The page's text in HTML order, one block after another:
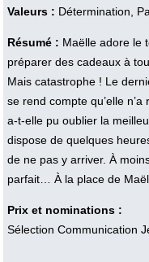
Valeurs : Détermination,
Résumé : Maëlle adore le
préparer des cadeaux à
Mais catastrophe ! Le
se rend compte qu’elle
a-t-elle pu oublier la
dispose de quelques
de ne pas y arriver. À
parfait… À la place de
Prix et nominations :
Sélection Communication